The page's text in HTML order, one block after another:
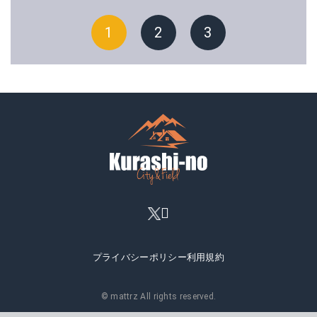
1 2 3
プライバシーポリシー利用規約
© mattrz All rights reserved.